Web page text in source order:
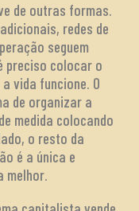
de outras formas.
redes de
seguem
preciso colocar o
vida funcione. O
de organizar a
medida colocando
o resto da
é a única e
melhor.